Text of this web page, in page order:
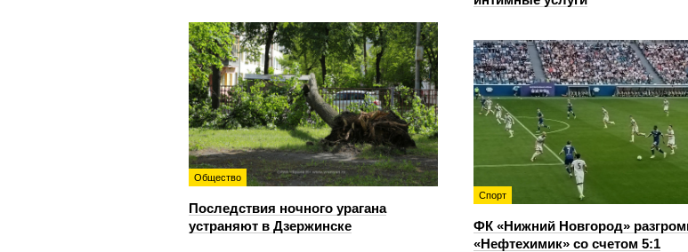
Общество
Последствия ночного урагана
устраняют в Дзержинске
Спорт
ФК «Нижний Новгород»
«Нефтехимик» со счетом 5:1